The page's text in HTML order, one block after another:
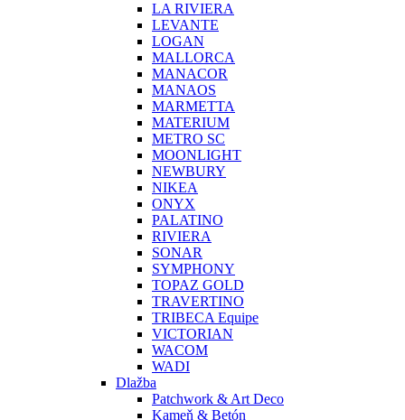
LA RIVIERA
LEVANTE
LOGAN
MALLORCA
MANACOR
MANAOS
MARMETTA
MATERIUM
METRO SC
MOONLIGHT
NEWBURY
NIKEA
ONYX
PALATINO
RIVIERA
SONAR
SYMPHONY
TOPAZ GOLD
TRAVERTINO
TRIBECA Equipe
VICTORIAN
WACOM
WADI
Dlažba
Patchwork & Art Deco
Kameň & Betón